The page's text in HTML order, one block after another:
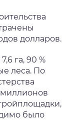
долларов.
га, 90 %
леса. По
миллионов
было